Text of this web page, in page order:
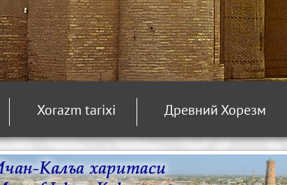
Xorazm tarixi Древний Хорезм